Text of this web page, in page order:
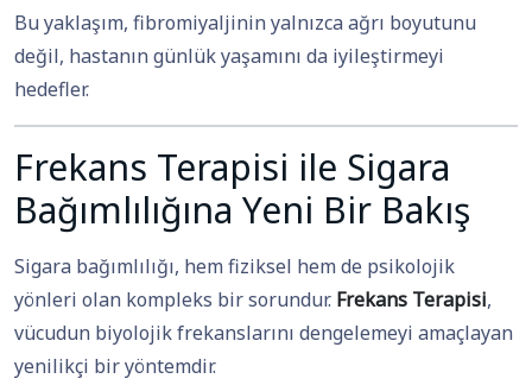
Bu yaklaşım, fibromiyaljinin yalnızca ağrı boyutunu
değil, hastanın günlük yaşamını da iyileştirmeyi
hedefler.
Frekans Terapisi ile Sigara
Bağımlılığına Yeni Bir Bakış
Sigara bağımlılığı, hem fiziksel hem de psikolojik
yönleri olan kompleks bir sorundur. Frekans Terapisi,
vücudun biyolojik frekanslarını dengelemeyi amaçlayan
yenilikçi bir yöntemdir.